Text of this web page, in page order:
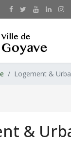
Logement &
&